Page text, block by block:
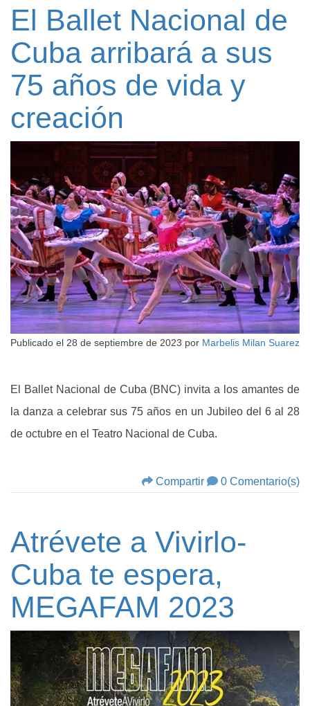
El Ballet Nacional de
Cuba arribará a sus
75 años de vida y
creación
Publicado el 28 de septiembre de 2023 por Marbelis Milan Suarez
El Ballet Nacional de Cuba (BNC) invita a los amantes de
la danza a celebrar sus 75 años en un Jubileo del 6 al 28
de octubre en el Teatro Nacional de Cuba.
Compartir 0 Comentario(s)
Atrévete a Vivirlo-
Cuba te espera,
MEGAFAM 2023